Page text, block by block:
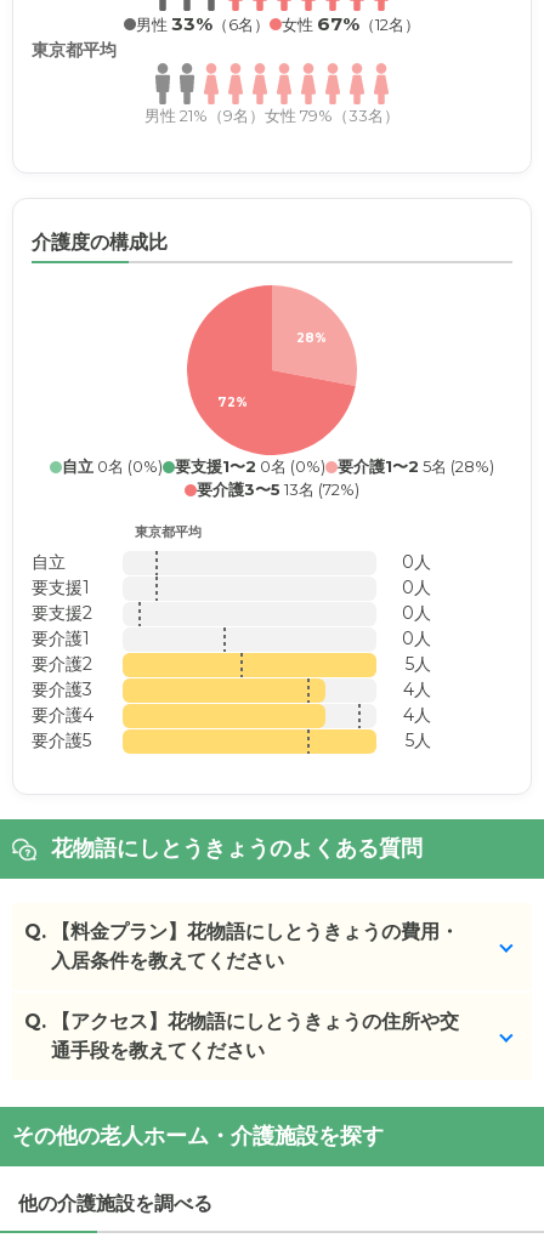
男性 33% （6名） 女性 67% （12名）
東京都平均
男性 21%（9名） 女性 79%（33名）
介護度の構成比
28%
72%
自立 0名 (0%) 要支援1〜2 0名 (0%) 要介護1〜2 5名 (28%)
要介護3〜5 13名 (72%)
東京都平均
自立
0人
要支援1
0人
要支援2
0人
要介護1
0人
要介護2
5人
要介護3
4人
要介護4
4人
要介護5
5人
花物語にしとうきょうのよくある質問
Q.
【料金プラン】花物語にしとうきょうの費用・
入居条件を教えてください
花物語にしとうきょうの入居金・月額料金は次のと
おりです。
・月額費用が14.7万円
・要介護度：要支援2、要介護1、要介護2、要介護
Q.
【アクセス】花物語にしとうきょうの住所や交
通手段を教えてください
花物語にしとうきょうの交通アクセス
・住所：東京都西東京市東町２丁目２−６
・最寄り駅：保谷駅0.8kmひばりヶ丘駅1.4km
花物語にしとうきょう
その他の老人ホーム・介護施設を探す
他の介護施設を調べる